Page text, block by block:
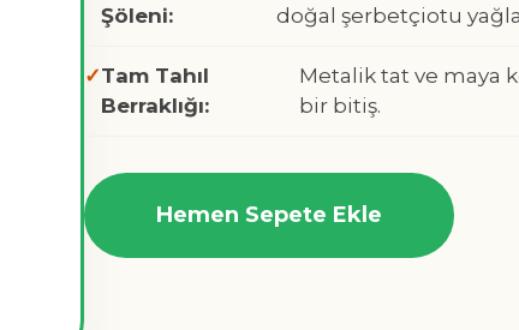
Şöleni:
doğal şerbetçiotu
Tam Tahıl
Berraklığı:
Metalik tat ve maya
bir bitiş.
Hemen Sepete Ekle